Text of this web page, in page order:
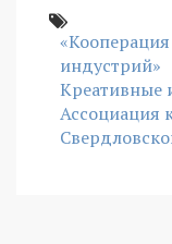
индустрий»
Креативные
Ассоциация